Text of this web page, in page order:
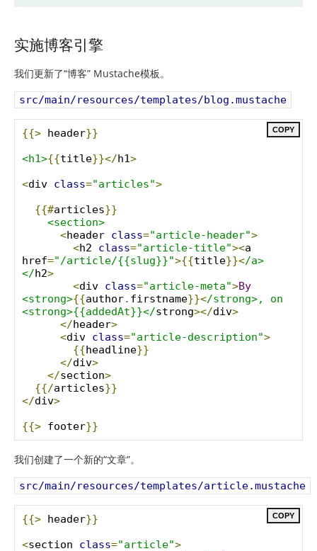
实施博客引擎
我们更新了“博客” Mustache模板。
src/main/resources/templates/blog.mustache
{{> header}}
<h1>{{title}}</h1>
<div class="articles">
{{#articles}}
<section>
<header class="article-header">
<h2 class="article-title"><a
href="/article/{{slug}}">{{title}}</a>
</h2>
<div class="article-meta">By
<strong>{{author. firstname}}</strong>, on
<strong>{{addedAt}}</strong></div>
</header>
<div class="article-description">
{{headline}}
</div>
</section>
{{/articles}}
</div>
{{> footer}}
COPY
我们创建了一个新的“文章”。
src/main/resources/templates/article.mustache
{{> header}}
<section class="article">
COPY